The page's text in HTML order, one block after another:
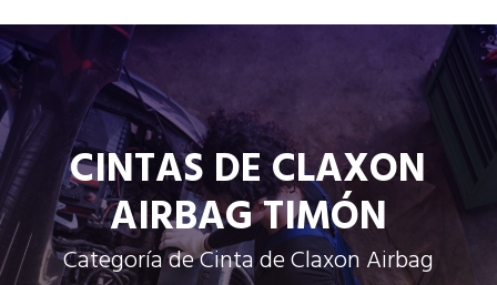
CINTAS DE CLAXON
AIRBAG TIMÓN
Categoría de Cinta de Claxon Airbag